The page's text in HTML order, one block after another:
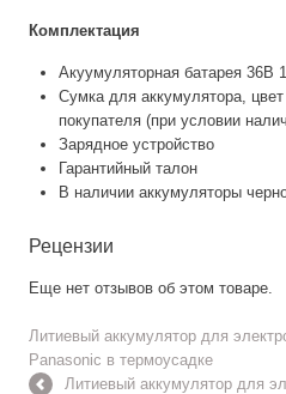
Комплектация
Акуумуляторная батарея 36В
Сумка для аккумулятора,
покупателя (при условии
Зарядное устройство
Гарантийный талон
В наличии аккумуляторы
Рецензии
Еще нет отзывов об этом товаре.
Литиевый аккумулятор для
Panasonic в термоусадке
Литиевый аккумулятор для